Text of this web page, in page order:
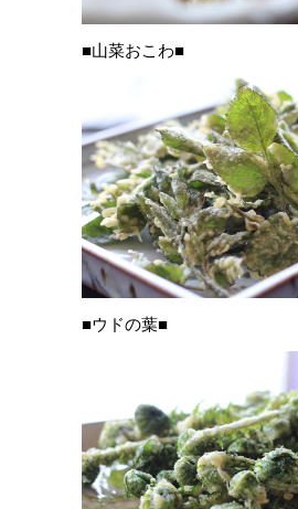
■山菜おこわ■
■ウドの葉■